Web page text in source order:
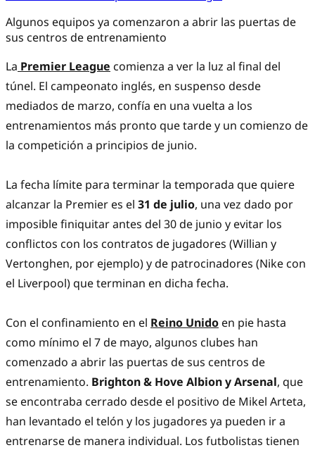
Algunos equipos ya comenzaron a abrir las puertas de
sus centros de entrenamiento
La Premier League comienza a ver la luz al final del
túnel. El campeonato inglés, en suspenso desde
mediados de marzo, confía en una vuelta a los
entrenamientos más pronto que tarde y un comienzo de
la competición a principios de junio.
La fecha límite para terminar la temporada que quiere
alcanzar la Premier es el 31 de julio, una vez dado por
imposible finiquitar antes del 30 de junio y evitar los
conflictos con los contratos de jugadores (Willian y
Vertonghen, por ejemplo) y de patrocinadores (Nike con
el Liverpool) que terminan en dicha fecha.
Con el confinamiento en el Reino Unido en pie hasta
como mínimo el 7 de mayo, algunos clubes han
comenzado a abrir las puertas de sus centros de
entrenamiento. Brighton & Hove Albion y Arsenal, que
se encontraba cerrado desde el positivo de Mikel Arteta,
han levantado el telón y los jugadores ya pueden ir a
entrenarse de manera individual. Los futbolistas tienen